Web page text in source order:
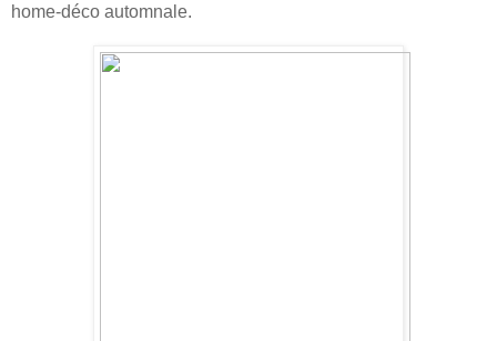
home-déco automnale.